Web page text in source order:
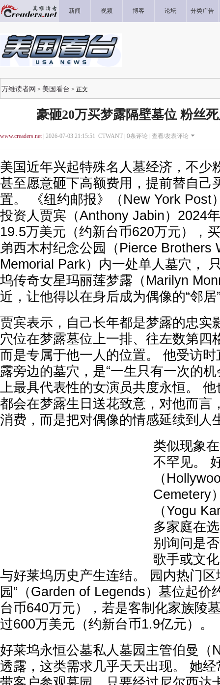
新闻 视频 博客 论坛 分类广告
万维读者网 > 美国看台 > 正文
豪砸20万买梦露隔壁墓位 粉丝
www.creaders.net| 2026-07-03 21:15:51 CTWANT | 0条评论 | 查看/发表评论
美国近年兴起特殊名人墓经济，不少
甚至愿意砸下高额费用，提前替自己
置。 《纽约邮报》（New York Post
投资人贾宾（Anthony Jabin）2024
19.5万美元（约新台币620万元），
弟西木村纪念公园（Pierce Brothers
Memorial Park）内一处单人墓穴，
坞传奇女星玛丽莲梦露（Marilyn
近，让他得以在身后成为偶像的“邻居
贾宾表示，自己长年都是梦露的忠实
穴位在梦露墓位上一排、往左数第四
而是专属于他一人的位置。 他受访
露旁边的墓穴，是“一生只有一次的
上最具代表性的女演员共度永恒。
都会在梦露生日送花致意，对他而言
消费，而是把对偶像的情感延续到人
类似现象
不罕见。
（
Cemetery
（Yogu
多家庭在
别询问是
歌手或文
与好莱坞历史产生连结。 园内热门区
园”（Garden of Legends）墓位起价
台币640万元），若是客制化家族陵
过600万美元（约新台币1.9亿元）。
好莱坞永恒公墓私人墓园主管伯曼（
透露，这类需求几乎天天出现。 她